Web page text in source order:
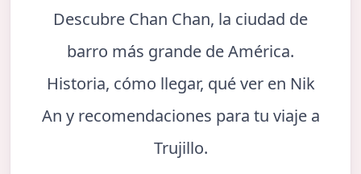
Descubre Chan Chan, la ciudad de
barro más grande de América.
Historia, cómo llegar, qué ver en Nik
An y recomendaciones para tu viaje a
Trujillo.